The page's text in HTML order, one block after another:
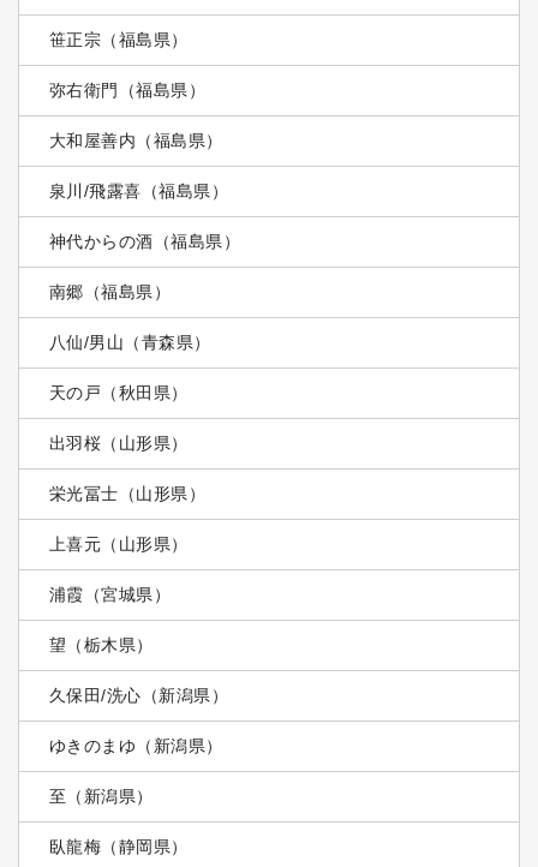
笹正宗（福島県）
弥右衛門（福島県）
大和屋善内（福島県）
泉川/飛露喜（福島県）
神代からの酒（福島県）
南郷（福島県）
八仙/男山（青森県）
天の戸（秋田県）
出羽桜（山形県）
栄光冨士（山形県）
上喜元（山形県）
浦霞（宮城県）
望（栃木県）
久保田/洗心（新潟県）
ゆきのまゆ（新潟県）
至（新潟県）
臥龍梅（静岡県）